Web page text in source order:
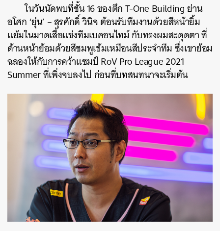
ในวันนัดพบที่ชั้น 16 ของตึก T-One Building ย่าน
อโศก ‘ยุ่น’ – สุรศักดิ์ วินิจ ต้อนรับทีมงานด้วยสีหน้ายิ้ม
แย้มในมาดเสื้อแข่งทีมเบคอนไทม์ กับทรงผมสะดุดตา ที่
ด้านหน้าย้อมด้วยสีชมพูเข้มเหมือนสีประจำทีม ซึ่งเขาย้อม
ฉลองให้กับการคว้าแชมป์ RoV Pro League 2021
Summer ที่เพิ่งจบลงไป ก่อนที่บทสนทนาจะเริ่มต้น